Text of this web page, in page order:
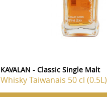
KAVALAN - Classic Single Malt
Whisky Taiwanais 50 cl (0.5L)